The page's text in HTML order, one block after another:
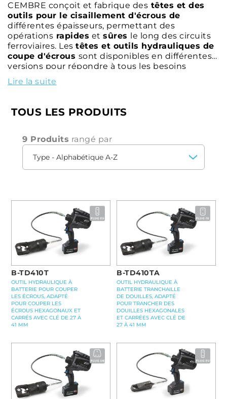
CEMBRE conçoit et fabrique des têtes et des
outils pour le cisaillement d'écrous de
différentes épaisseurs, permettant des
opérations rapides et sûres le long des circuits
ferroviaires. Les têtes et outils hydrauliques de
coupe d'écrous sont disponibles en différentes
versions pour répondre à tous les besoins
opérationnels.
de poinçonnaged'écrous peuvent être utilisés
en combinaison avecdifférents modèles de
Lire la suite
TOUS LES PRODUITS
9 Produits rangé par
B-TD410T
OUTIL HYDRAULIQUE À
BATTERIE POUR COUPER
LES ÉCROUS, ADAPTÉ
POUR COUPER LES
ÉCROUS HEXAGONAUX ET
CARRÉS AVEC CLÉ DE 27 À
41 MM
B-TD410TA
OUTIL HYDRAULIQUE À
BATTERIE TRANCHAILLE
DE DOUILLES, ADAPTÉ
POUR TRANCHER DES
DOUILLES HEXAGONALES
ET CARRÉES AVEC CLÉ DE
27 À 41 MM